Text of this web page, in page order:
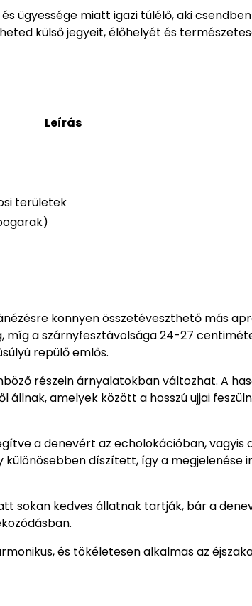
ügyessége miatt igazi túlélő, aki
külső jegyeit, élőhelyét és
Leírás
területek
könnyen összetéveszthető más
a szárnyfesztávolsága 24-27
repülő emlős.
részein árnyalatokban változhat. A
amelyek között a hosszú ujjai
a denevért az echolokációban, vagyis
különösebben díszített, így a megjelenése
sokan kedves állatnak tartják, bár a
és tökéletesen alkalmas az